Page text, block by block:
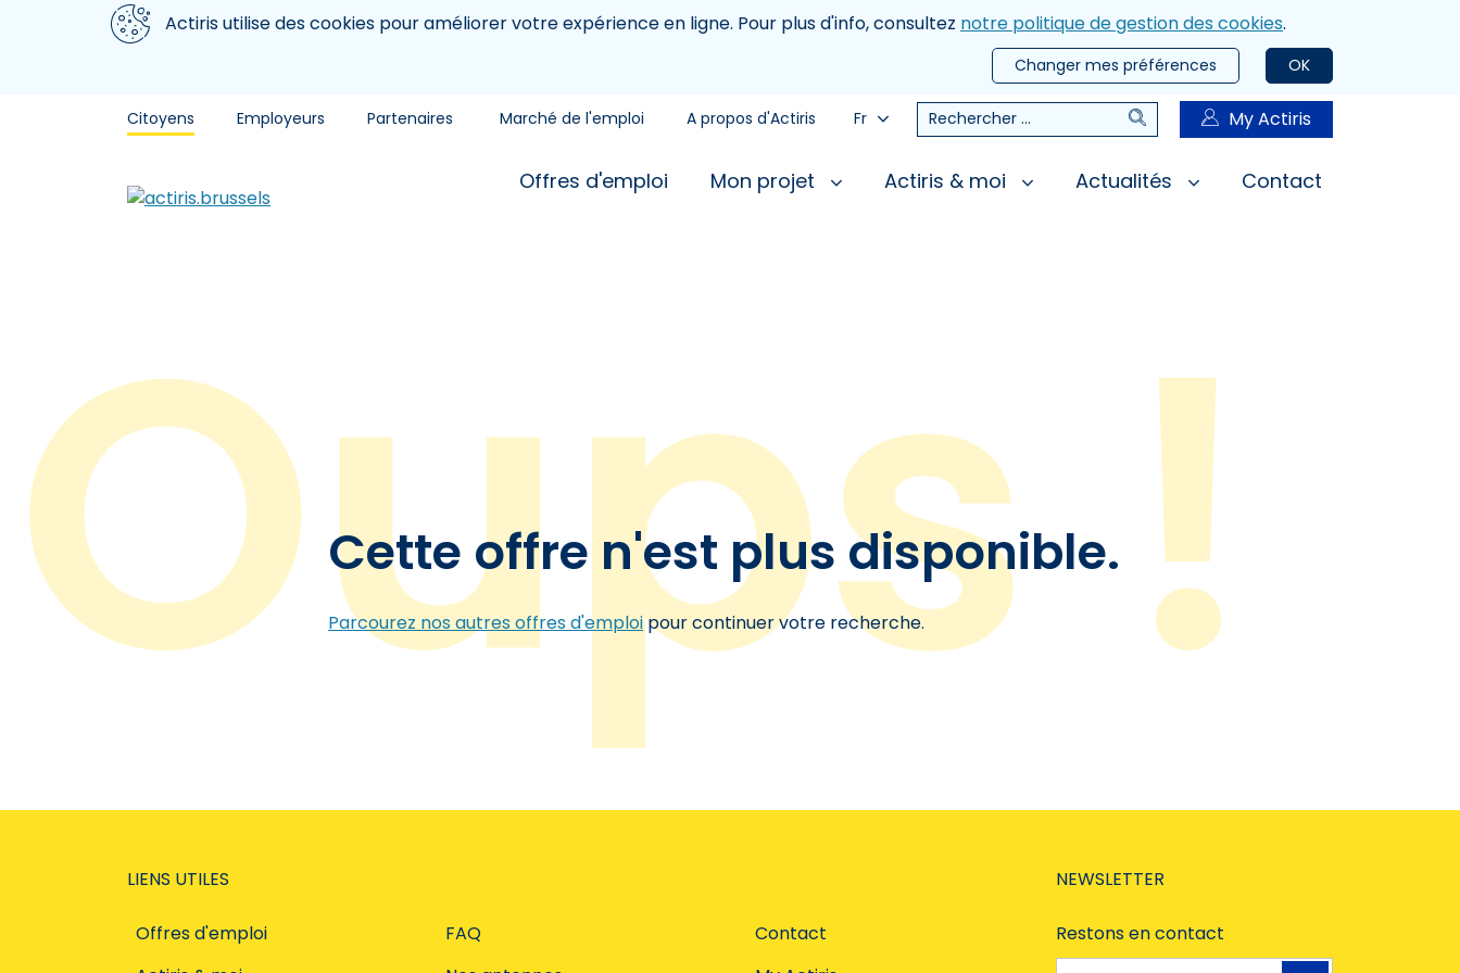
Aller au contenu principal
Nous utilisons des cookiesActiris utilise des cookies pour améliorer votre expérience en ligne. Pour plus d'info, consultez notre politique de gestion des cookies.
OK
Changer mes préférences
Citoyens Employeurs Partenaires Marché de l'emploi A propos d'Actiris Fr Rechercher RechercherMy Actiris
Offres d'emploi Mon projet Actiris & moi Actualités Contact
Cette offre n'est plus disponible.
Parcourez nos autres offres d'emploipour continuer votre recherche.
LIENS UTILES
Offres d'emploi
FAQ
Contact
NEWSLETTER
Restons en contact